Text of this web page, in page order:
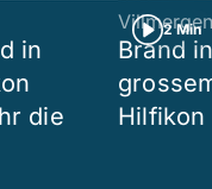
in
die
2 Min
Villmergen
Brand
Hilfikon